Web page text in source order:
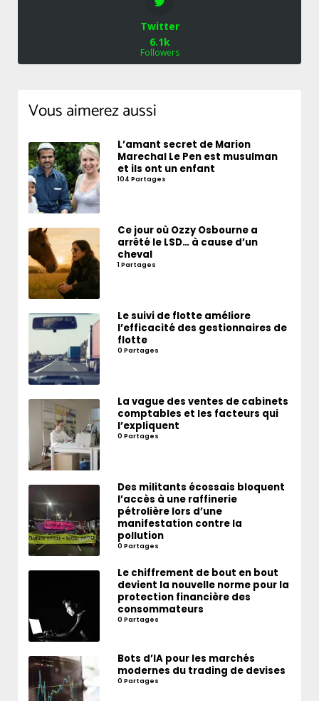
Twitter
6.1k
Followers
Vous aimerez aussi
L’amant secret de Marion
Marechal Le Pen est musulman
et ils ont un enfant
104 Partages
Ce jour où Ozzy Osbourne a
arrêté le LSD… à cause d’un
cheval
1 Partages
Le suivi de flotte améliore
l’efficacité des gestionnaires de
flotte
0 Partages
La vague des ventes de cabinets
comptables et les facteurs qui
l’expliquent
0 Partages
Des militants écossais bloquent
l’accès à une raffinerie
pétrolière lors d’une
manifestation contre la
pollution
0 Partages
Le chiffrement de bout en bout
devient la nouvelle norme pour la
protection financière des
consommateurs
0 Partages
Bots d’IA pour les marchés
modernes du trading de devises
0 Partages